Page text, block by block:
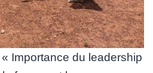
Importance du leadership